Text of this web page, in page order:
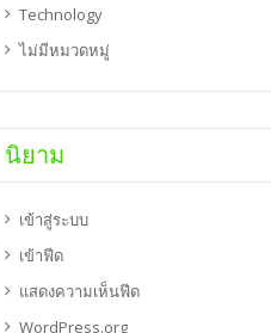
Technology
ไม่มีหมวดหมู่
นิยาม
เข้าสู่ระบบ
เข้าฟีด
แสดงความเห็นฟีด
WordPress.org